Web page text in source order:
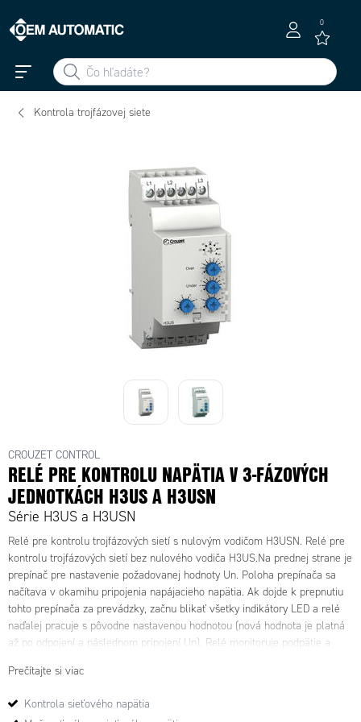
0
Kontrola trojfázovej siete
CROUZET CONTROL
RELÉ PRE KONTROLU NAPÄTIA V 3-FÁZOVÝCH
JEDNOTKÁCH H3US A H3USN
Série H3US a H3USN
Relé pre kontrolu trojfázových sietí s nulovým vodičom H3USN. Relé pre
kontrolu trojfázových sietí bez nulového vodiča H3US.Na prednej strane je
prepínač pre nastavenie požadovanej hodnoty Un. Poloha prepínača sa
načítava v okamihu pripojenia napájacieho napätia. Ak dojde k prepnutiu
tohto prepínača za prevádzky, začnu blikať všetky indikátory LED a relé
naďalej pracuje s pôvodne nastavenou hodnotou (nová hodnota je platná
až po odpojení a následnom pripojení Un). Relé monitoruje podpätie a
+20 % Un. Každému rozsahu zodpovedá samostatný výstup (R1 Over a R2
H3USN tiež sleduje, či nedošlo k prerušeniu nulového vodiča. Zelená LED
Prečítajte si viac
Kontrola sieťového napätia
84873221 - H3USN kontrolné relé